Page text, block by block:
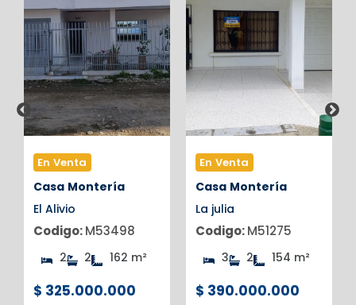
En Venta
Casa Montería
El Alivio
Codigo:M53498
2 2 162 m²
$ 325.000.000
En Venta
Casa Montería
La julia
Codigo:M51275
3 2 154 m²
$ 390.000.000